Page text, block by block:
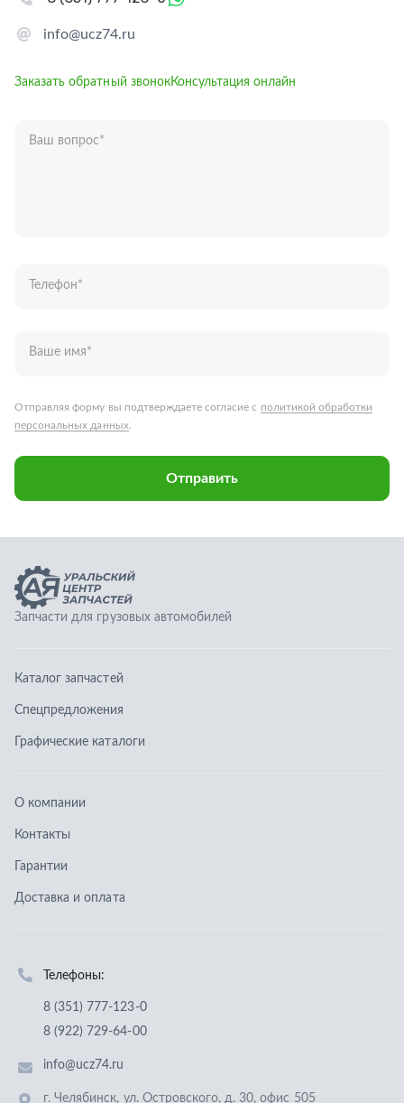
info@ucz74.ru
Заказать обратный звонокКонсультация онлайн
Ваш вопрос*
Запчасти для грузовых автомобилей
Каталог запчастей
Спецпредложения
О компании
Контакты
Доставка и оплата
Отправить заявку
Политика конфиденциальности